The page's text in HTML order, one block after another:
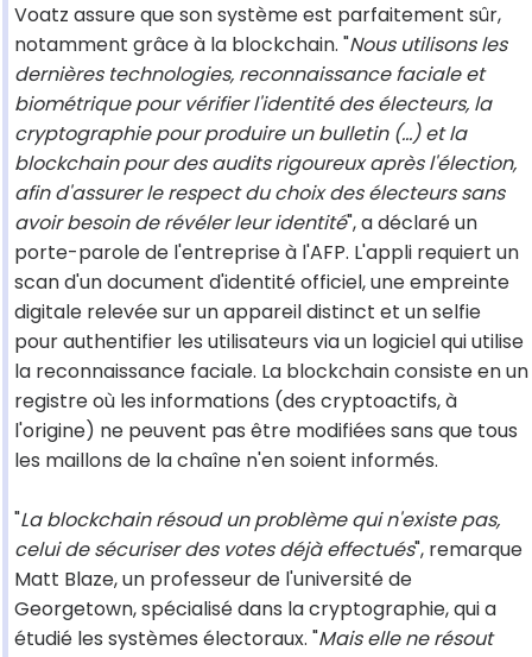
Voatz assure que son système est parfaitement sûr,
notamment grâce à la blockchain. "Nous utilisons les
dernières technologies, reconnaissance faciale et
biométrique pour vérifier l'identité des électeurs, la
cryptographie pour produire un bulletin (...) et la
blockchain pour des audits rigoureux après l'élection,
afin d'assurer le respect du choix des électeurs sans
avoir besoin de révéler leur identité", a déclaré un
porte-parole de l'entreprise à l'AFP. L'appli requiert un
scan d'un document d'identité officiel, une empreinte
digitale relevée sur un appareil distinct et un selfie
pour authentifier les utilisateurs via un logiciel qui utilise
la reconnaissance faciale. La blockchain consiste en un
registre où les informations (des cryptoactifs, à
l'origine) ne peuvent pas être modifiées sans que tous
les maillons de la chaîne n'en soient informés.
"La blockchain résoud un problème qui n'existe pas,
celui de sécuriser des votes déjà effectués", remarque
Matt Blaze, un professeur de l'université de
Georgetown, spécialisé dans la cryptographie, qui a
étudié les systèmes électoraux. "Mais elle ne résout